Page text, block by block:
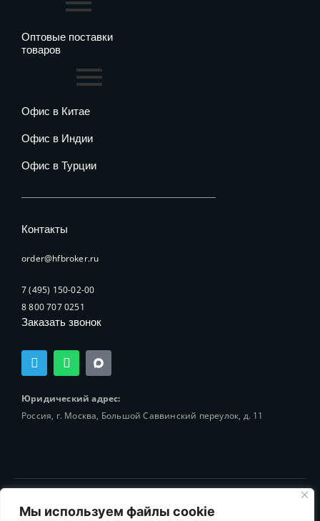
Мы используем файлы cookie
Оптовые поставки
товаров
Офис в Китае
Офис в Индии
Офис в Турции
Контакты
order@hfbroker.ru
7 (495) 150-02-00
8 800 707 0251
Заказать звонок
T
e
e
r
W
h
t
a
Юридический адрес:
Россия, г. Москва, Большой Саввинский переулок, д. 11
© 2002-2025 Holding-Finance Broker